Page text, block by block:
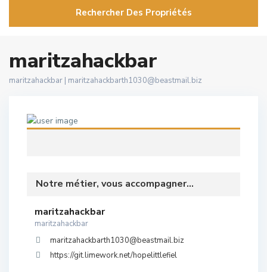
Rechercher Des Propriétés
maritzahackbar
maritzahackbar | maritzahackbarth1030@beastmail.biz
Notre métier, vous accompagner...
maritzahackbar
maritzahackbar
maritzahackbarth1030@beastmail.biz
https://git.limework.net/hopelittlefiel